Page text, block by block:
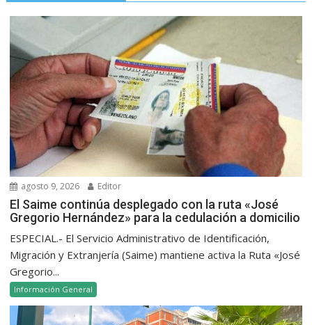
agosto 9, 2026 Editor
El Saime continúa desplegado con la ruta «José
Gregorio Hernández» para la cedulación a domicilio
ESPECIAL.- El Servicio Administrativo de Identificación,
Migración y Extranjería (Saime) mantiene activa la Ruta «José
Gregorio...
Información General